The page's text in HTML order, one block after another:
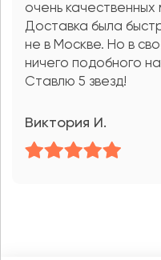
очень
Доставка была
не в Москве. Но в
ничего подобного
Ставлю 5 звезд!
Виктория И.